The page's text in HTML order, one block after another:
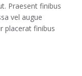
Praesent finibus
vel augue
placerat finibus